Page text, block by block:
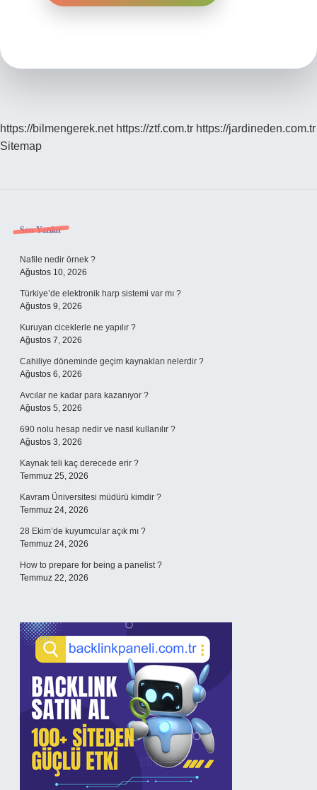
https://bilmengerek.net https://ztf.com.tr https://jardineden.com.tr
Sitemap
Sidebar
Son Yazılar
Nafile nedir örnek ?
Ağustos 10, 2026
Türkiye’de elektronik harp sistemi var mı ?
Ağustos 9, 2026
Kuruyan ciceklerle ne yapılır ?
Ağustos 7, 2026
Cahiliye döneminde geçim kaynakları nelerdir ?
Ağustos 6, 2026
Avcılar ne kadar para kazanıyor ?
Ağustos 5, 2026
690 nolu hesap nedir ve nasıl kullanılır ?
Ağustos 3, 2026
Kaynak teli kaç derecede erir ?
Temmuz 25, 2026
Kavram Üniversitesi müdürü kimdir ?
Temmuz 24, 2026
28 Ekim’de kuyumcular açık mı ?
Temmuz 24, 2026
How to prepare for being a panelist ?
Temmuz 22, 2026